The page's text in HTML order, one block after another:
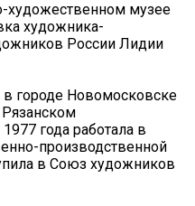
художественном музее
художника-
России Лидии
городе Новомосковске
Рязанском
года работала в
производственной
в Союз художников